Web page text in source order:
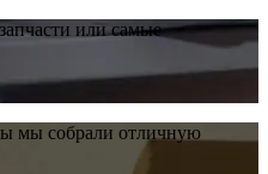
или самые
мы собрали отличную